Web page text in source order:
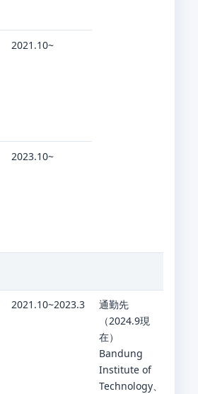
2021.10~
2023.10~
2021.10~2023.3
通勤先
（2024.9現
在）
Bandung
Institute of
Technology、